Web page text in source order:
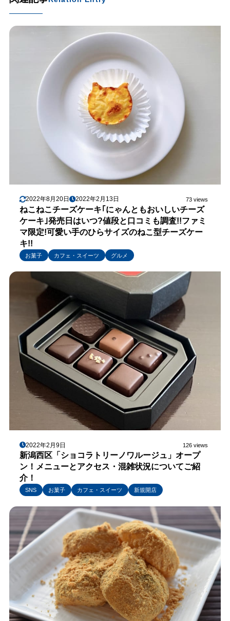
2022年8月20日 2022年2月13日 73 views
ねこねこチーズケーキ｢にゃんともおいしいチーズ
ケーキ｣発売日はいつ?値段と口コミも調査!!ファミ
マ限定!可愛い手のひらサイズのねこ型チーズケー
キ!!
お菓子 カフェ・スイーツ グルメ
2022年2月9日 126 views
新潟西区「ショコラトリーノワルージュ」オープ
ン！メニューとアクセス・混雑状況についてご紹
介！
SNS お菓子 カフェ・スイーツ 新規開店